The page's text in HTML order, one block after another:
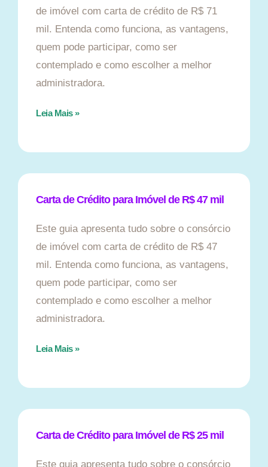
de imóvel com carta de crédito de R$ 71
mil. Entenda como funciona, as vantagens,
quem pode participar, como ser
contemplado e como escolher a melhor
administradora.
Leia Mais »
Carta de Crédito para Imóvel de R$ 47 mil
Este guia apresenta tudo sobre o consórcio
de imóvel com carta de crédito de R$ 47
mil. Entenda como funciona, as vantagens,
quem pode participar, como ser
contemplado e como escolher a melhor
administradora.
Leia Mais »
Carta de Crédito para Imóvel de R$ 25 mil
Este guia apresenta tudo sobre o consórcio